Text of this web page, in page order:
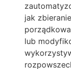
jak
lub